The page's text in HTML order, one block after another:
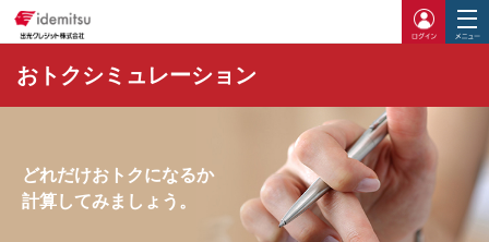
ログイ
おトクシミュレーション
どれだけおトクになるか
計算してみましょう。